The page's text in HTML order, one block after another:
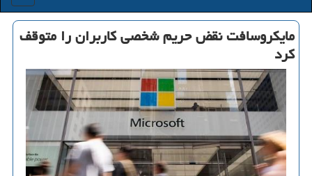
مایكروسافت نقض حریم شخصی كاربران را متوقف
كرد